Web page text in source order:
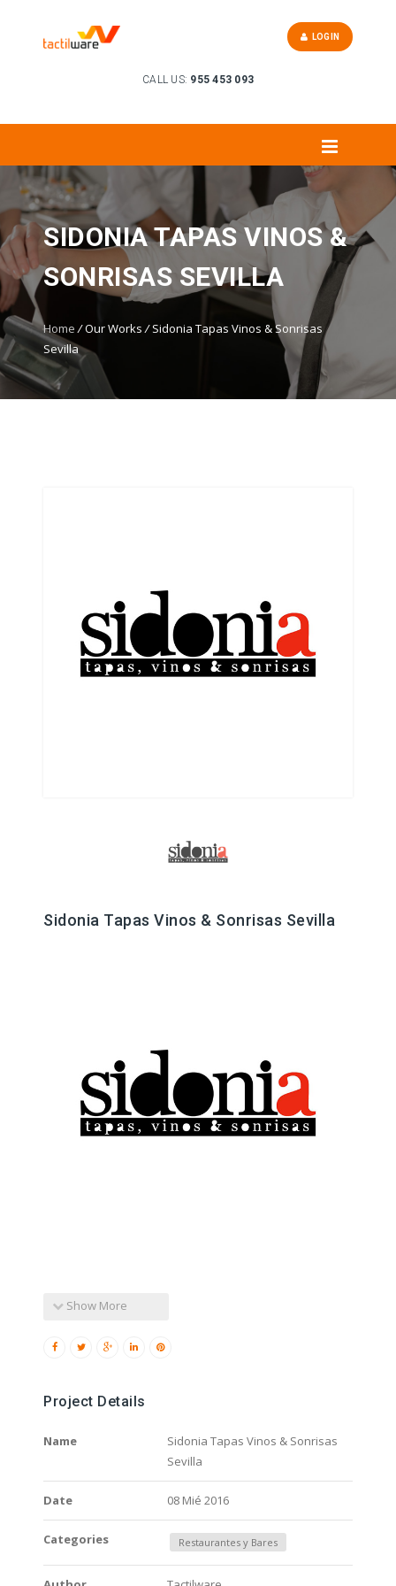
CALL US: 955 453 093
LOGIN
SIDONIA TAPAS VINOS &
SONRISAS SEVILLA
Home /Our Works/ Sidonia Tapas Vinos & Sonrisas
Sevilla
Sidonia Tapas Vinos & Sonrisas Sevilla
Show More
Project Details
Name
Sidonia Tapas Vinos & Sonrisas
Sevilla
Date 08 Mié 2016
Categories Restaurantes y Bares